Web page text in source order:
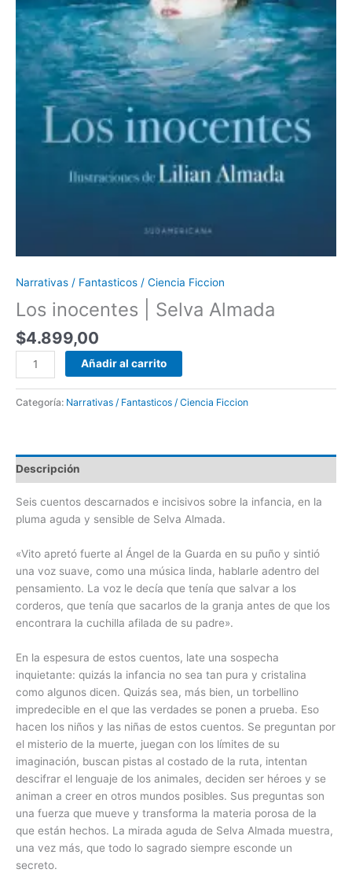
Narrativas / Fantasticos / Ciencia Ficcion
Los inocentes | Selva Almada
$4.899,00
Añadir al carrito
Categoría: Narrativas / Fantasticos / Ciencia Ficcion
Descripción
Seis cuentos descarnados e incisivos sobre la infancia, en la
pluma aguda y sensible de Selva Almada.
«Vito apretó fuerte al Ángel de la Guarda en su puño y sintió
una voz suave, como una música linda, hablarle adentro del
pensamiento. La voz le decía que tenía que salvar a los
corderos, que tenía que sacarlos de la granja antes de que los
encontrara la cuchilla afilada de su padre».
En la espesura de estos cuentos, late una sospecha
inquietante: quizás la infancia no sea tan pura y cristalina
como algunos dicen. Quizás sea, más bien, un torbellino
impredecible en el que las verdades se ponen a prueba. Eso
hacen los niños y las niñas de estos cuentos. Se preguntan por
el misterio de la muerte, juegan con los límites de su
imaginación, buscan pistas al costado de la ruta, intentan
descifrar el lenguaje de los animales, deciden ser héroes y se
animan a creer en otros mundos posibles. Sus preguntas son
una fuerza que mueve y transforma la materia porosa de la
que están hechos. La mirada aguda de Selva Almada muestra,
una vez más, que todo lo sagrado siempre esconde un
secreto.